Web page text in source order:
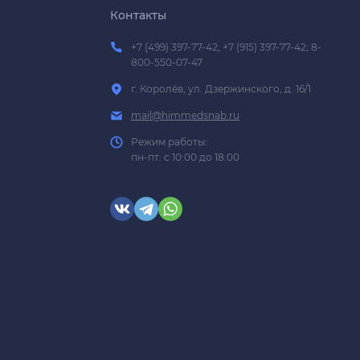
Контакты
+7 (499) 397-77-42; +7 (915) 397-77-42; 8-
800-550-07-47
г. Королёв, ул. Дзержинского, д. 16/1
mail@himmedsnab.ru
Режим работы:
пн-пт: с 10:00 до 18:00